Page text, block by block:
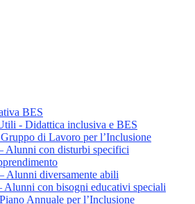
BES
- Didattica inclusiva e BES
di Lavoro per l’Inclusione
Alunni con disturbi specifici
Alunni diversamente abili
Alunni con bisogni educativi speciali
Annuale per l’Inclusione